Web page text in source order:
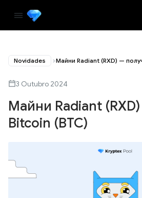
Novidades Майни Radiant (RXD) —
3 Outubro 2024
Майни Radiant
Bitcoin (BTC)